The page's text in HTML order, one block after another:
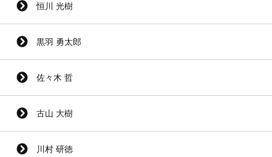
恒川 光樹
黒羽 勇太郎
佐々木 哲
古山 大樹
川村 研徳